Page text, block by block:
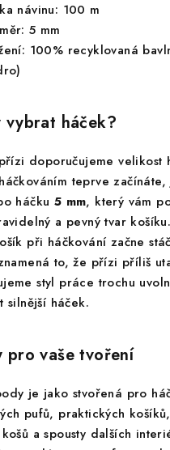
návinu: 100 m
5 mm
100% recyklovaná
vybrat háček?
doporučujeme velikost
teprve
háčku 5 mm, který vám
a pevný tvar
při háčkování začne
to, že přízi příliš
styl práce trochu
silnější háček.
vaše tvoření
je jako stvořená pro
pufů, praktických
a spousty dalších